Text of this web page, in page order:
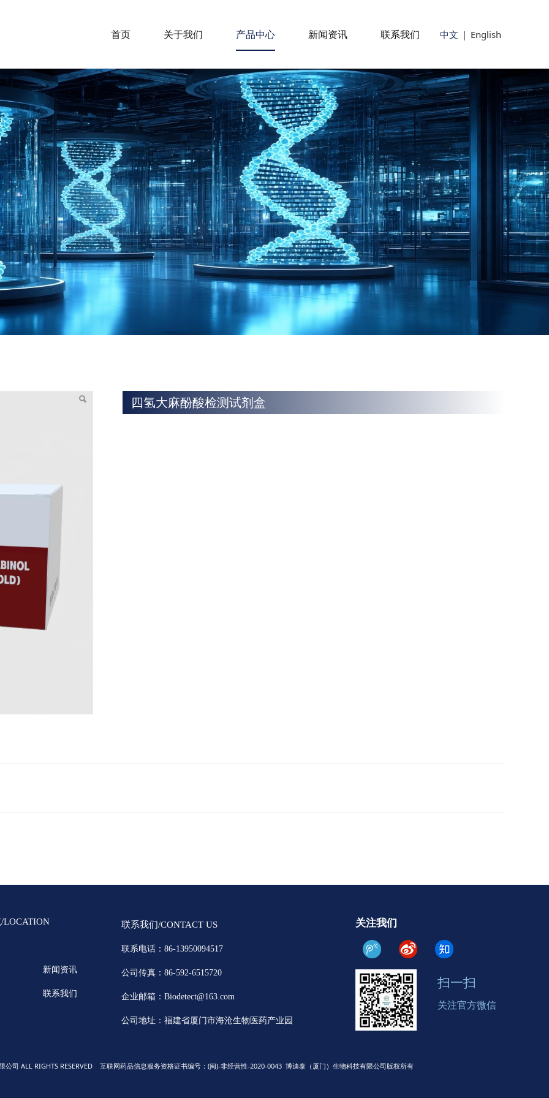
中文 | English
首页 关于我们 产品中心 新闻资讯 联系我们
四氢大麻酚酸检测试剂盒
LOCATION
新闻资讯
联系我们
联系我们/CONTACT US
联系电话：86-13950094517
公司传真：86-592-6515720
企业邮箱：Biodetect@163.com
公司地址：福建省厦门市海沧生物医药产业园
关注我们
扫一扫
关注官方微信
公司 ALL RIGHTS RESERVED 互联网药品信息服务资格证书编号：(闽)-非经营性-2020-0043 博迪泰（厦门）生物科技有限公司版权所有